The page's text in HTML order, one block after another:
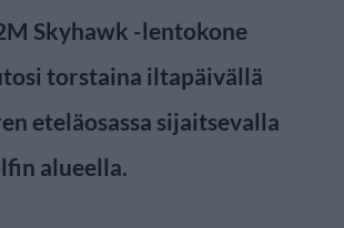
Skyhawk -lentokone
torstaina iltapäivällä
eteläosassa sijaitsevalla
alueella.